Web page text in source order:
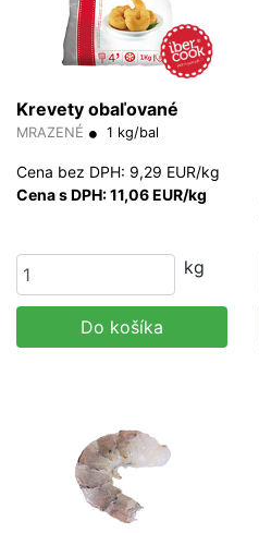
Krevety obaľované
MRAZENÉ 1 kg/bal
Cena bez DPH: 9,29 EUR/kg
Cena s DPH: 11,06 EUR/kg
kg
Do košíka